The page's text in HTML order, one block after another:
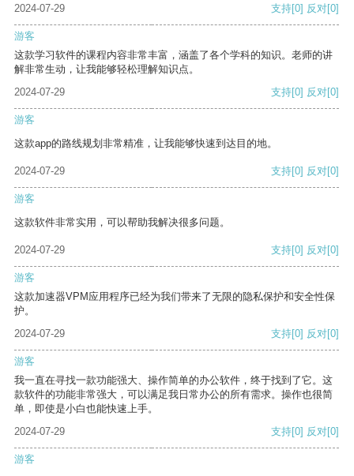
2024-07-29 支持[0] 反对[0]
游客
这款学习软件的课程内容非常丰富，涵盖了各个学科的知识。老师的讲
解非常生动，让我能够轻松理解知识点。
2024-07-29
支持[0] 反对[0]
游客
这款app的路线规划非常精准，让我能够快速到达目的地。
2024-07-29 支持[0] 反对[0]
游客
这款软件非常实用，可以帮助我解决很多问题。
2024-07-29 支持[0] 反对[0]
游客
这款加速器VPM应用程序已经为我们带来了无限的隐私保护和安全性保
护。
2024-07-29
支持[0] 反对[0]
游客
我一直在寻找一款功能强大、操作简单的办公软件，终于找到了它。这
款软件的功能非常强大，可以满足我日常办公的所有需求。操作也很简
单，即使是小白也能快速上手。
2024-07-29
支持[0] 反对[0]
游客